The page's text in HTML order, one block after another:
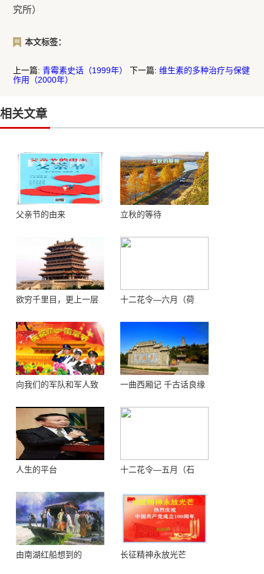
究所）
本文标签：
上一篇:青霉素史话（1999年） 下一篇:维生素的多种治疗与保健
作用（2000年）
相关文章
父亲节的由来 立秋的等待
欲穷千里目，更上一层
十二花令—六月（荷
向我们的军队和军人致
一曲西厢记 千古话良缘
人生的平台
十二花令—五月（石
由南湖红船想到的 长征精神永放光芒